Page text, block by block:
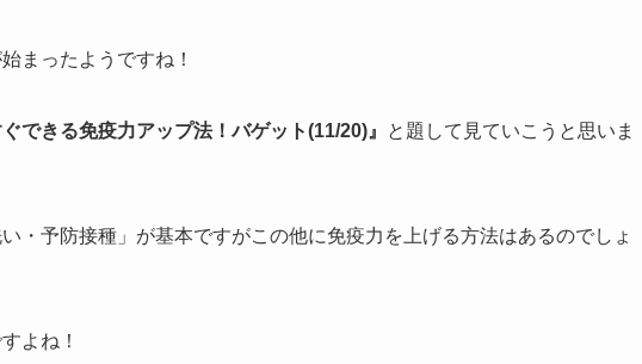
まったようですね！
できる免疫力アップ法！バゲット(11/20)』
と題して見ていこうと思いま
・予防接種」が基本ですがこの他に免疫力を上げる方法はあるのでしょ
よね！